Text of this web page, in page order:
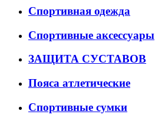
Спортивная одежда
Спортивные аксессуары
ЗАЩИТА СУСТАВОВ
Пояса атлетические
Спортивные сумки